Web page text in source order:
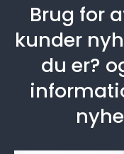
Brug for
kunder
du er?